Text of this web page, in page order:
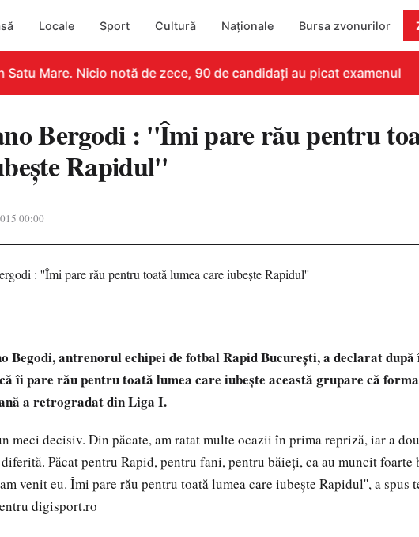
Locale Sport Cultură Naționale Bursa zvonurilor
Mare. Nicio notă de zece, 90 de candidați au picat examenul
Bergodi : ''Îmi pare rău pentru
Rapidul''
00:00
Begodi, antrenorul echipei de fotbal Rapid București, a declarat
îi pare rău pentru toată lumea care iubește această grupare că
a retrogradat din Liga I.
meci decisiv. Din păcate, am ratat multe ocazii în prima repriză, iar a
Păcat pentru Rapid, pentru fani, pentru băieți, ca au muncit foarte
venit eu. Îmi pare rău pentru toată lumea care iubește Rapidul'', a spus
digisport.ro